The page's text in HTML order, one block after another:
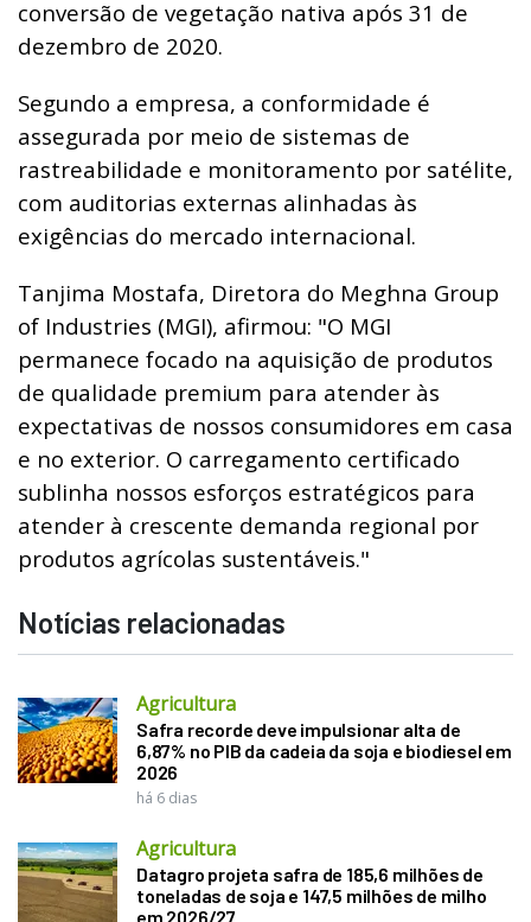
conversão de vegetação nativa após 31 de
dezembro de 2020.
Segundo a empresa, a conformidade é
assegurada por meio de sistemas de
rastreabilidade e monitoramento por satélite,
com auditorias externas alinhadas às
exigências do mercado internacional.
Tanjima Mostafa, Diretora do Meghna Group
of Industries (MGI), afirmou: "O MGI
permanece focado na aquisição de produtos
de qualidade premium para atender às
expectativas de nossos consumidores em casa
e no exterior. O carregamento certificado
sublinha nossos esforços estratégicos para
atender à crescente demanda regional por
produtos agrícolas sustentáveis."
Notícias relacionadas
Agricultura
Safra recorde deve impulsionar alta de
6,87% no PIB da cadeia da soja e biodiesel em
2026
há 6 dias
Agricultura
Datagro projeta safra de 185,6 milhões de
toneladas de soja e 147,5 milhões de milho
em 2026/27